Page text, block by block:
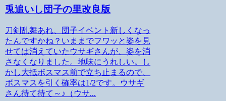
兎追いし団子の里改良版
刀剣乱舞あれ、団子イベント新しくなっ
たんですかね？いままでフワッと姿を見
せては消えていたウサギさんが、姿を消
さなくなりました。地味にうれしい。し
かし大抵ボスマス前で立ち止まるので、
ボスマスを引く確率は1/2です。ウサギ
さん待て待て～♪（ウサ...